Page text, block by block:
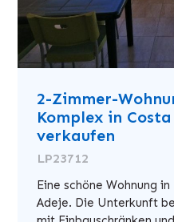
2-Zimmer-
Komplex in
verkaufen
LP23712
Eine schöne Wohnung
Adeje. Die Unterkunft